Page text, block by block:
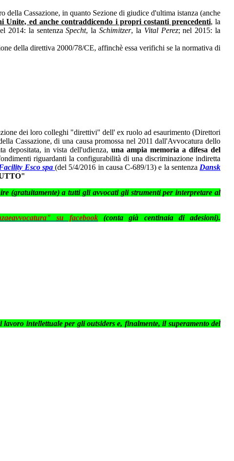
Cassazione, in quanto Sezione di giudice d'ultima istanza (anche
Unite, ed anche contraddicendo i propri costanti prencedenti, la
2014: la sentenzaSpecht, laSchimitzer, la Vital Perez; nel 2015: la
della direttiva 2000/78/CE, affinchè essa verifichi se la normativa di
dei loro colleghi "direttivi" dell' ex ruolo ad esaurimento (Direttori
Cassazione, di una causa promossa nel 2011 dall'Avvocatura dello
depositata, in vista dell'udienza,una ampia memoria a difesa del
riguardanti la configurabilità di una discriminazione indiretta
Esco spa (del 5/4/2016 in causa C-689/13) e la sentenza Dansk
(gratuitamente) a tutti gli avvocati gli strumenti per interpretare al
su facebook(conta già centinaia di adesioni).
intellettuale per gli outsiders e, finalmente, il superamento del